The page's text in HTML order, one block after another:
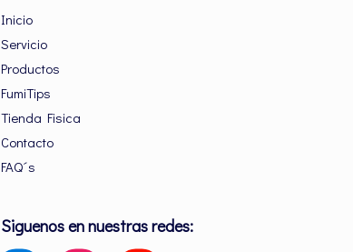
Inicio
Servicio
Productos
FumiTips
Tienda Fisica
Contacto
FAQ´s
Siguenos en nuestras redes: